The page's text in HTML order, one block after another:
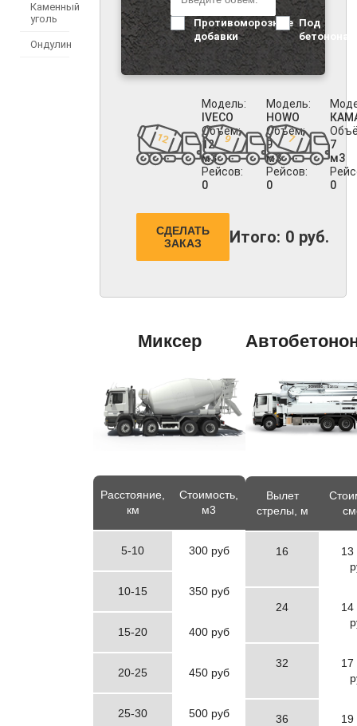
Каменный
уголь
Ондулин
Противоморозные
добавки
Под
Модель:
IVECO
Объём:
12
м3
Рейсов:
0
Модель:
HOWO
Объём:
9
м3
Рейсов:
0
7
м3
0
Итого: 0 руб.
СДЕЛАТЬ
ЗАКАЗ
Миксер
Расстояние,
км
Стоимость,
м3
5-10 300 руб
10-15 350 руб
15-20 400 руб
20-25 450 руб
25-30 500 руб
Вылет
стрелы, м
16
13
24
14
32
17
36
19